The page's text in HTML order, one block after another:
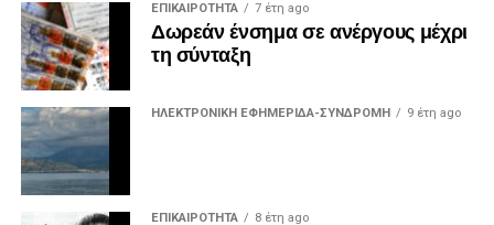
ΕΠΙΚΑΙΡΟΤΗΤΑ 7 έτη ago
Δωρεάν ένσημα σε ανέργους μέχρι
τη σύνταξη
ΗΛΕΚΤΡΟΝΙΚΗ ΕΦΗΜΕΡΙΔΑ-ΣΥΝΔΡΟΜΗ 9 έτη ago
ΕΠΙΚΑΙΡΟΤΗΤΑ 8 έτη ago